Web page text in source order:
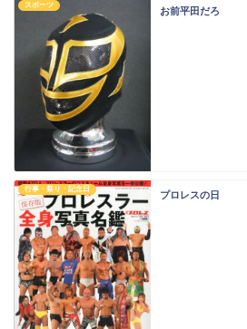
スポーツ
お前平田だろ
行事・祭り・記念日
プロレスの日